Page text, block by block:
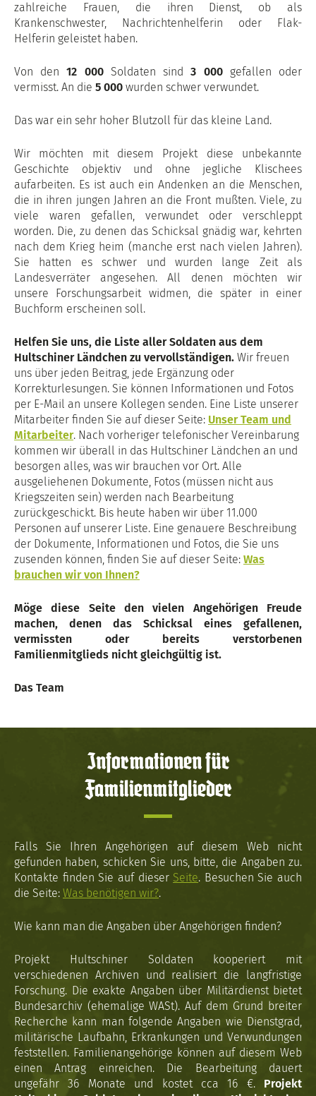
zahlreiche Frauen, die ihren Dienst, ob als
Krankenschwester, Nachrichtenhelferin oder Flak-
Helferin geleistet haben.
Von den12 000Soldaten sind3 000gefallen oder
vermisst. An die 5 000 wurden schwer verwundet.
Das war ein sehr hoher Blutzoll für das kleine Land.
Wir möchten mit diesem Projekt diese unbekannte
Geschichte objektiv und ohne jegliche Klischees
aufarbeiten. Es ist auch ein Andenken an die Menschen,
die in ihren jungen Jahren an die Front mußten. Viele, zu
viele waren gefallen, verwundet oder verschleppt
worden. Die, zu denen das Schicksal gnädig war, kehrten
nach dem Krieg heim (manche erst nach vielen Jahren).
Sie hatten es schwer und wurden lange Zeit als
Landesverräter angesehen. All denen möchten wir
unsere Forschungsarbeit widmen, die später in einer
Buchform erscheinen soll.
Helfen Sie uns, die Liste aller Soldaten aus dem
Hultschiner Ländchen zu vervollständigen. Wir freuen
uns über jeden Beitrag, jede Ergänzung oder
Korrekturlesungen. Sie können Informationen und Fotos
per E-Mail an unsere Kollegen senden. Eine Liste unserer
Mitarbeiter finden Sie auf dieser Seite: Unser Team und
Mitarbeiter. Nach vorheriger telefonischer Vereinbarung
kommen wir überall in das Hultschiner Ländchen an und
besorgen alles, was wir brauchen vor Ort. Alle
ausgeliehenen Dokumente, Fotos (müssen nicht aus
Kriegszeiten sein) werden nach Bearbeitung
zurückgeschickt. Bis heute haben wir über 11.000
Personen auf unserer Liste. Eine genauere Beschreibung
der Dokumente, Informationen und Fotos, die Sie uns
zusenden können, finden Sie auf dieser Seite: Was
brauchen wir von Ihnen?
Möge diese Seite den vielen Angehörigen Freude
machen, denen das Schicksal eines gefallenen,
vermissten oder bereits verstorbenen
Familienmitglieds nicht gleichgültig ist.
Das Team
Informationen für
Familienmitglieder
Falls Sie Ihren Angehörigen auf diesem Web nicht
gefunden haben, schicken Sie uns, bitte, die Angaben zu.
Kontakte finden Sie auf dieser Seite. Besuchen Sie auch
die Seite: Was benötigen wir?.
Wie kann man die Angaben über Angehörigen finden?
Projekt Hultschiner Soldaten kooperiert mit
verschiedenen Archiven und realisiert die langfristige
Forschung. Die exakte Angaben über Militärdienst bietet
Bundesarchiv (ehemalige WASt). Auf dem Grund breiter
Recherche kann man folgende Angaben wie Dienstgrad,
militärische Laufbahn, Erkrankungen und Verwundungen
feststellen. Familienangehörige können auf diesem Web
einen Antrag einreichen. Die Bearbeitung dauert
ungefähr 36 Monate und kostet cca 16 €. Projekt